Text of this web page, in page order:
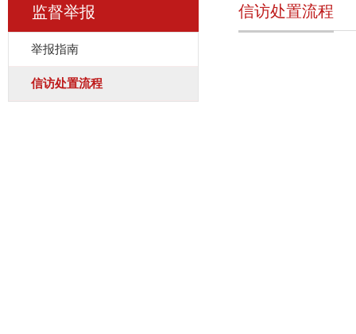
监督举报
举报指南
信访处置流程
信访处置流程